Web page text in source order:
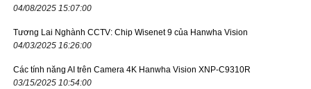
04/08/2025 15:07:00
Tương Lai Nghành CCTV: Chip Wisenet 9 của Hanwha Vision
04/03/2025 16:26:00
Các tính năng AI trên Camera 4K Hanwha Vision XNP-C9310R
03/15/2025 10:54:00